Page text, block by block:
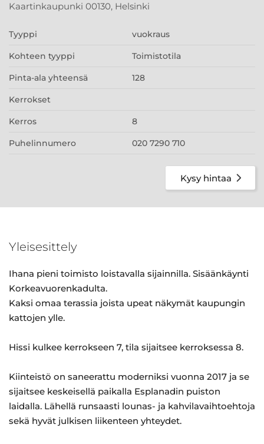
Kaartinkaupunki 00130, Helsinki
Tyyppi vuokraus
Kohteen tyyppi Toimistotila
Pinta-ala yhteensä 128
Kerrokset
Kerros 8
Puhelinnumero 020 7290 710
Kysy hintaa
Yleisesittely
Ihana pieni toimisto loistavalla sijainnilla. Sisäänkäynti
Korkeavuorenkadulta.
Kaksi omaa terassia joista upeat näkymät kaupungin
kattojen ylle.
Hissi kulkee kerrokseen 7, tila sijaitsee kerroksessa 8.
Kiinteistö on saneerattu moderniksi vuonna 2017 ja se
sijaitsee keskeisellä paikalla Esplanadin puiston
laidalla. Lähellä runsaasti lounas- ja kahvilavaihtoehtoja
sekä hyvät julkisen liikenteen yhteydet.